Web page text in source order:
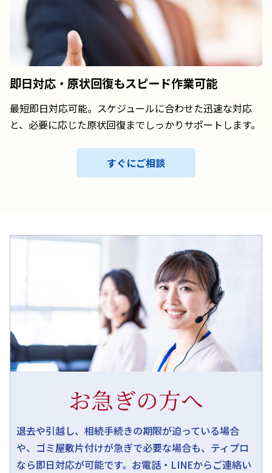
即日対応・原状回復もスピード作業可能
最短即日対応可能。スケジュールに合わせた迅速な対応
と、必要に応じた原状回復までしっかりサポートします。
すぐにご相談
お急ぎの方へ
退去や引越し、相続手続きの期限が迫っている場合
や、ゴミ屋敷片付けが急ぎで必要な場合も、ティプロ
なら即日対応が可能です。お電話・LINEからご連絡い